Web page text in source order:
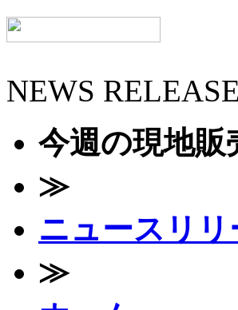
NEWS RELEASE
今週の現地
≫
ニュースリリ
≫